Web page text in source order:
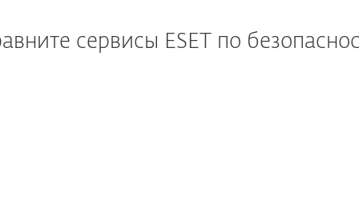
сервисы ESET по